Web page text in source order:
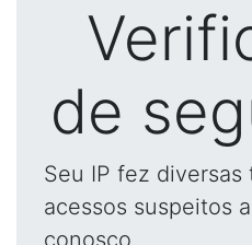
de
Seu IP fez
acessos suspeitos
conosco.